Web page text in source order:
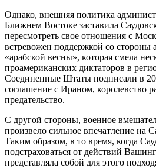
Однако, внешняя политика
Ближнем Востоке заставила
пересмотреть свое отношения с
встревожен поддержкой со
«арабской весны», которая смела
проамериканских диктаторов в
Соединенные Штаты подписали в
соглашение с Ираном, королевство
предательство.
С другой стороны, военное
произвело сильное впечатление на
Таким образом, в то время, когда
подстраховаться от действий
представляла собой для этого